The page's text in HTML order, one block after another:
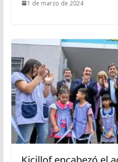
1 de marzo de 2024